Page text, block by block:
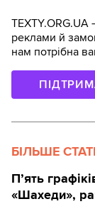
реклами й
нам потрібна
БІЛЬШЕ
П’ять
«Шахеди»,